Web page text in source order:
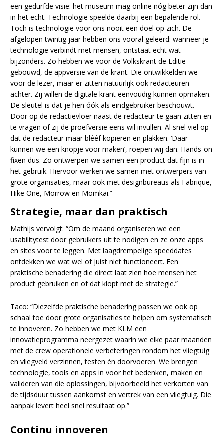
een gedurfde visie: het museum mag online nóg beter zijn dan
in het echt. Technologie speelde daarbij een bepalende rol.
Toch is technologie voor ons nooit een doel op zich. De
afgelopen twintig jaar hebben ons vooral geleerd: wanneer je
technologie verbindt met mensen, ontstaat echt wat
bijzonders. Zo hebben we voor de Volkskrant de Editie
gebouwd, de appversie van de krant. Die ontwikkelden we
voor de lezer, maar er zitten natuurlijk ook redacteuren
achter. Zij willen de digitale krant eenvoudig kunnen opmaken.
De sleutel is dat je hen óók als eindgebruiker beschouwt.
Door op de redactievloer naast de redacteur te gaan zitten en
te vragen of zij de proefversie eens wil invullen. Al snel viel op
dat de redacteur maar blééf kopiëren en plakken. ‘Daar
kunnen we een knopje voor maken’, roepen wij dan. Hands-on
fixen dus. Zo ontwerpen we samen een product dat fijn is in
het gebruik. Hiervoor werken we samen met ontwerpers van
grote organisaties, maar ook met designbureaus als Fabrique,
Hike One, Morrow en Momkai.”
Strategie, maar dan praktisch
Mathijs vervolgt: “Om de maand organiseren we een
usabilitytest door gebruikers uit te nodigen en ze onze apps
en sites voor te leggen. Met laagdrempelige speeddates
ontdekken we wat wel of juist niet functioneert. Een
praktische benadering die direct laat zien hoe mensen het
product gebruiken en of dat klopt met de strategie.”
Taco: “Diezelfde praktische benadering passen we ook op
schaal toe door grote organisaties te helpen om systematisch
te innoveren. Zo hebben we met KLM een
innovatieprogramma neergezet waarin we elke paar maanden
met de crew operationele verbeteringen rondom het vliegtuig
en vliegveld verzinnen, testen én doorvoeren. We brengen
technologie, tools en apps in voor het bedenken, maken en
valideren van die oplossingen, bijvoorbeeld het verkorten van
de tijdsduur tussen aankomst en vertrek van een vliegtuig. Die
aanpak levert heel snel resultaat op.”
Continu innoveren